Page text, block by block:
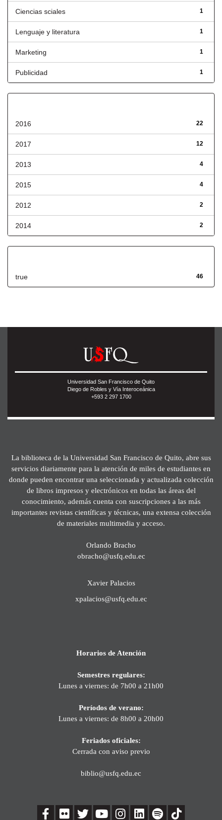
1
Ciencias sciales
1
Lenguaje y literatura
1
Marketing
1
Publicidad
22
2016
12
2017
4
2013
4
2015
2
2012
2
2014
46
true
Universidad San Francisco de Quito
Diego de Robles y Vía Interoceánica
+593 2 297 1700
La biblioteca de la Universidad San Francisco de Quito, abre sus
servicios diariamente para la atención de miles de estudiantes en
donde pueden encontrar una seleccionada y actualizada colección
de libros impresos y electrónicos en todas las áreas del
conocimiento, además cuenta con suscripciones a las más
importantes revistas científicas y técnicas, una extensa colección
de materiales multimedia y acceso.
Orlando Bracho
obracho@usfq.edu.ec
Xavier Palacios
xpalacios@usfq.edu.ec
Horarios de Atención
Semestres regulares:
Lunes a viernes: de 7h00 a 21h00
Períodos de verano:
Lunes a viernes: de 8h00 a 20h00
Feriados oficiales:
Cerrada con aviso previo
biblio@usfq.edu.ec